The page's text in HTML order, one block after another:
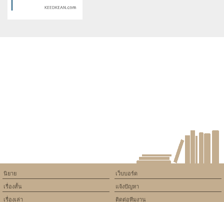
เว็บบอร์ด
แจ้งปัญหา
ติดต่อทีมงาน
นิยาย
เรื่องสั้น
เรื่องเล่า